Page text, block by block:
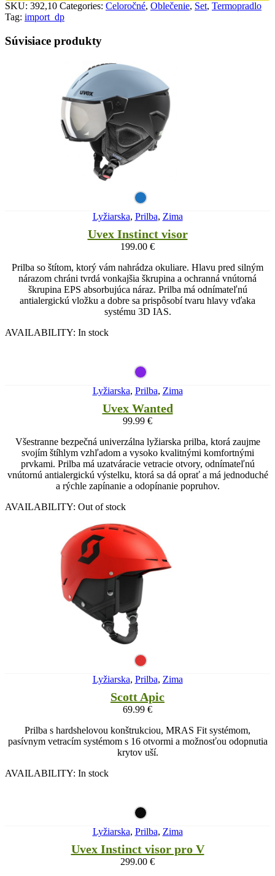
SKU: 392,10 Categories: Celoročné, Oblečenie, Set, Termopradlo
Tag: import_dp
Súvisiace produkty
Lyžiarska, Prilba, Zima
Uvex Instinct visor
199.00 €
Prilba so štítom, ktorý vám nahrádza okuliare. Hlavu pred silným
nárazom chráni tvrdá vonkajšia škrupina a ochranná vnútorná
škrupina EPS absorbujúca náraz. Prilba má odnímateľnú
antialergickú vložku a dobre sa prispôsobí tvaru hlavy vďaka
systému 3D IAS.
AVAILABILITY: In stock
Lyžiarska, Prilba, Zima
Uvex Wanted
99.99 €
Všestranne bezpečná univerzálna lyžiarska prilba, ktorá zaujme
svojím štíhlym vzhľadom a vysoko kvalitnými komfortnými
prvkami. Prilba má uzatváracie vetracie otvory, odnímateľnú
vnútornú antialergickú výstelku, ktorá sa dá oprať a má jednoduché
a rýchle zapínanie a odopínanie popruhov.
AVAILABILITY: Out of stock
Lyžiarska, Prilba, Zima
Scott Apic
69.99 €
Prilba s hardshelovou konštrukciou, MRAS Fit systémom,
pasívnym vetracím systémom s 16 otvormi a možnosťou odopnutia
krytov uší.
AVAILABILITY: In stock
Lyžiarska, Prilba, Zima
Uvex Instinct visor pro V
299.00 €